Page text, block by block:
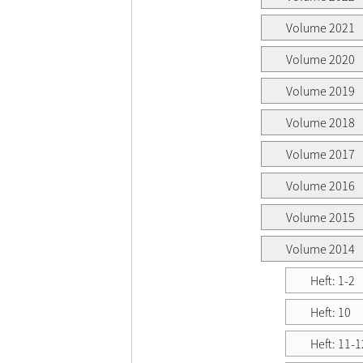
Volume 2021
Volume 2020
Volume 2019
Volume 2018
Volume 2017
Volume 2016
Volume 2015
Volume 2014
Heft: 1-2
Heft: 10
Heft: 11-